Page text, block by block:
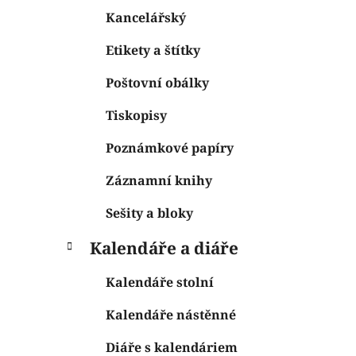
Kancelářský
Etikety a štítky
Poštovní obálky
Tiskopisy
Poznámkové papíry
Záznamní knihy
Sešity a bloky
Kalendáře a diáře
Kalendáře stolní
Kalendáře nástěnné
Diáře s kalendáriem